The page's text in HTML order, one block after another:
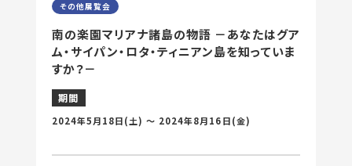
その他展覧会
南の楽園マリアナ諸島の物語 －あなたはグア
ム・サイパン・ロタ・ティニアン島を知っていま
すか？－
期間
2024年5月18日(土) 〜 2024年8月16日(金)